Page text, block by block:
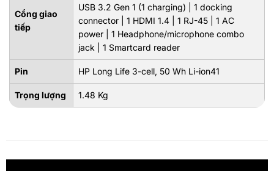
Cổng giao
tiếp
USB 3.2 Gen 1 (1 charging) | 1 docking
connector | 1 HDMI 1.4 | 1 RJ-45 | 1 AC
power | 1 Headphone/microphone combo
jack | 1 Smartcard reader
Pin HP Long Life 3-cell, 50 Wh Li-ion41
Trọng lượng 1.48 Kg